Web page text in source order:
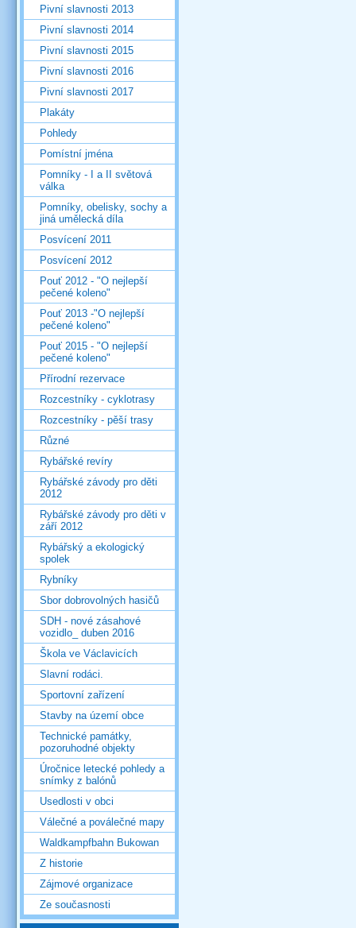
Pivní slavnosti 2013
Pivní slavnosti 2014
Pivní slavnosti 2015
Pivní slavnosti 2016
Pivní slavnosti 2017
Plakáty
Pohledy
Pomístní jména
Pomníky - I a II světová
válka
Pomníky, obelisky, sochy a
jiná umělecká díla
Posvícení 2011
Posvícení 2012
Pouť 2012 - "O nejlepší
pečené koleno"
Pouť 2013 -"O nejlepší
pečené koleno"
Pouť 2015 - "O nejlepší
pečené koleno"
Přírodní rezervace
Rozcestníky - cyklotrasy
Rozcestníky - pěší trasy
Různé
Rybářské revíry
Rybářské závody pro děti
2012
Rybářské závody pro děti v
září 2012
Rybářský a ekologický
spolek
Rybníky
Sbor dobrovolných hasičů
SDH - nové zásahové
vozidlo_ duben 2016
Škola ve Václavicích
Slavní rodáci.
Sportovní zařízení
Stavby na území obce
Technické památky,
pozoruhodné objekty
Úročnice letecké pohledy a
snímky z balónů
Usedlosti v obci
Válečné a poválečné mapy
Waldkampfbahn Bukowan
Z historie
Zájmové organizace
Ze současnosti